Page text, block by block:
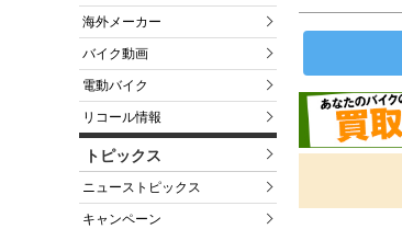
海外メーカー
バイク動画
電動バイク
リコール情報
トピックス
ニューストピックス
キャンペーン